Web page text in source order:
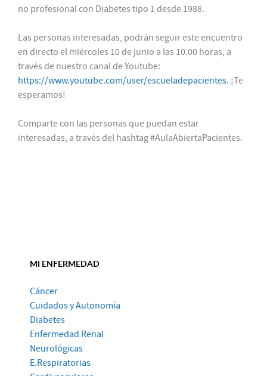
no profesional con Diabetes tipo 1 desde 1988.
Las personas interesadas, podrán seguir este encuentro
en directo el miércoles 10 de junio a las 10.00 horas, a
través de nuestro canal de Youtube:
https://www.youtube.com/user/escueladepacientes. ¡Te
esperamos!
Comparte con las personas que puedan estar
interesadas, a través del hashtag #AulaAbiertaPacientes.
MI ENFERMEDAD
Cáncer
Cuidados y Autonomía
Diabetes
Enfermedad Renal
Neurológicas
E.Respiratorias